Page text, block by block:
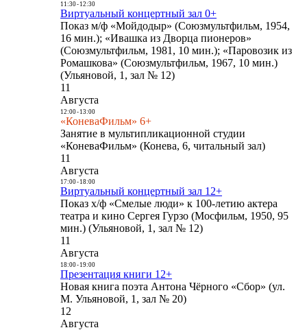
11:30- 12:30
Виртуальный концертный зал 0+
Показ м/ф «Мойдодыр» (Союзмультфильм, 1954,
16 мин.); «Ивашка из Дворца пионеров»
(Союзмультфильм, 1981, 10 мин.); «Паровозик из
Ромашкова» (Союзмультфильм, 1967, 10 мин.)
(Ульяновой, 1, зал № 12)
11
Августа
12:00- 13:00
«КоневаФильм» 6+
Занятие в мультипликационной студии
«КоневаФильм» (Конева, 6, читальный зал)
11
Августа
17:00- 18:00
Виртуальный концертный зал 12+
Показ х/ф «Смелые люди» к 100-летию актера
театра и кино Сергея Гурзо (Мосфильм, 1950, 95
мин.) (Ульяновой, 1, зал № 12)
11
Августа
18:00- 19:00
Презентация книги 12+
Новая книга поэта Антона Чёрного «Сбор» (ул.
М. Ульяновой, 1, зал № 20)
12
Августа